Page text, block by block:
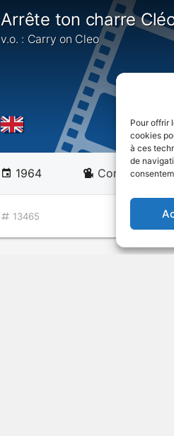
Pour offrir
cookies
à ces
de
Arrête ton charre
v.o. : Carry on Cleo
1964 Comédie
13465 VOIR